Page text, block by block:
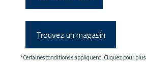
Trouvez un magasin
*Certaines conditions s'appliquent. Cliquez pour